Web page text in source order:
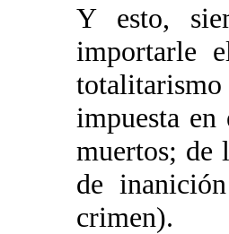
Y esto,
importarle
totalitarismo
impuesta
muertos; de
de
crimen).